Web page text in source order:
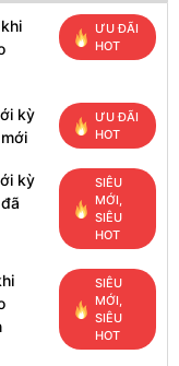
ƯU ĐÃI
HOT
kỳ
ƯU ĐÃI
HOT
kỳ
SIÊU
MỚI,
SIÊU
HOT
SIÊU
MỚI,
SIÊU
HOT